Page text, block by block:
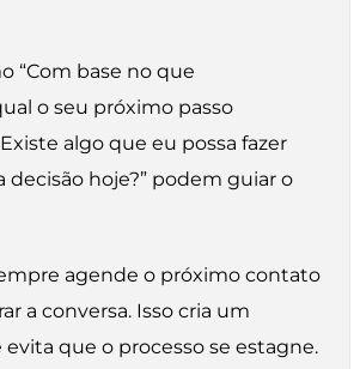
“Com base no que
o seu próximo passo
algo que eu possa fazer
decisão hoje?” podem guiar o
agende o próximo contato
a conversa. Isso cria um
que o processo se estagne.